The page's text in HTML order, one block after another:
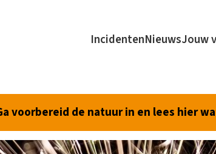
IncidentenNieuwsJouw
voorbereid de natuur in en lees hier